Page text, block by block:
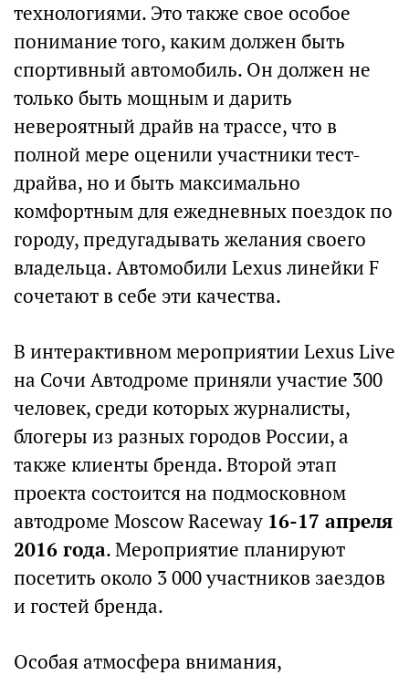
технологиями. Это также свое особое
понимание того, каким должен быть
спортивный автомобиль. Он должен не
только быть мощным и дарить
невероятный драйв на трассе, что в
полной мере оценили участники тест-
драйва, но и быть максимально
комфортным для ежедневных поездок по
городу, предугадывать желания своего
владельца. Автомобили Lexus линейки F
сочетают в себе эти качества.
В интерактивном мероприятии Lexus Live
на Сочи Автодроме приняли участие 300
человек, среди которых журналисты,
блогеры из разных городов России, а
также клиенты бренда. Второй этап
проекта состоится на подмосковном
автодроме Moscow Raceway 16-17 апреля
2016 года. Мероприятие планируют
посетить около 3 000 участников заездов
и гостей бренда.
Особая атмосфера внимания,